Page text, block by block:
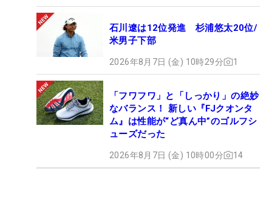
石川遼は12位発進 杉浦悠太20位/
米男子下部
2026年8月7日 (金) 10時29分 1
「フワフワ」と「しっかり」の絶妙
なバランス！ 新しい『FJクオンタ
ム』は性能が“ど真ん中”のゴルフシ
ューズだった
2026年8月7日 (金) 10時00分 14